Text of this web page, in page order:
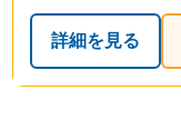
詳細を見る